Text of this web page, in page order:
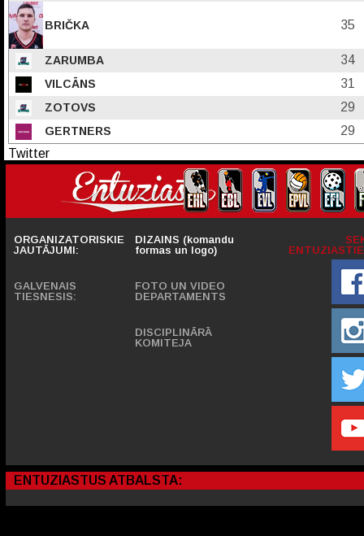
BRIČKA 35
ZARUMBA 34
VILCĀNS 31
ZOTOVS 29
GERTNERS
29
Twitter
ORGANIZATORISKIE
JAUTĀJUMI:
GALVENAIS
TIESNESIS:
DIZAINS (komandu
formas un logo)
FOTO UN VIDEO
DEPARTAMENTS
DISCIPLINĀRĀ
KOMITEJA
ENTUZIASTUS ATBALSTA: